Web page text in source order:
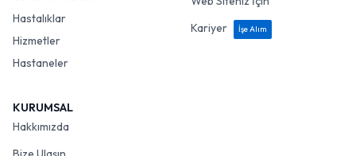
Hastalıklar
Hizmetler
Hastaneler
Kariyer
İşe Alım
KURUMSAL
Hakkımızda